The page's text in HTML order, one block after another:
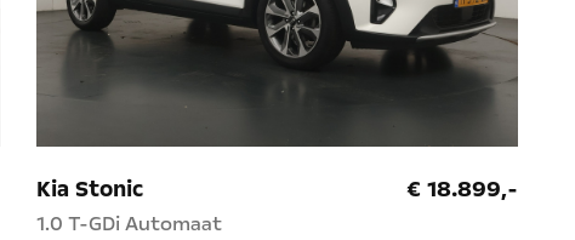
Kia Stonic
1.0 T-GDi Automaat
€ 18.899,-